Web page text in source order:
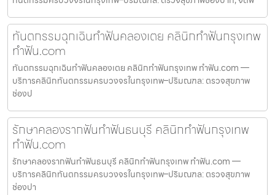
ทันตกรรมฉุกเฉินทำฟันคลองเตย คลินิกทำฟันกรุงเทพ
ทำฟัน.com
ทันตกรรมฉุกเฉินทำฟันคลองเตย คลินิกทำฟันกรุงเทพ ทำฟัน.com —
บริการคลินิกทันตกรรมครบวงจรในกรุงเทพ–ปริมณฑล: ตรวจสุขภาพ
ช่องป
รักษาคลองรากฟันทำฟันธนบุรี คลินิกทำฟันกรุงเทพ
ทำฟัน.com
รักษาคลองรากฟันทำฟันธนบุรี คลินิกทำฟันกรุงเทพ ทำฟัน.com —
บริการคลินิกทันตกรรมครบวงจรในกรุงเทพ–ปริมณฑล: ตรวจสุขภาพ
ช่องปา